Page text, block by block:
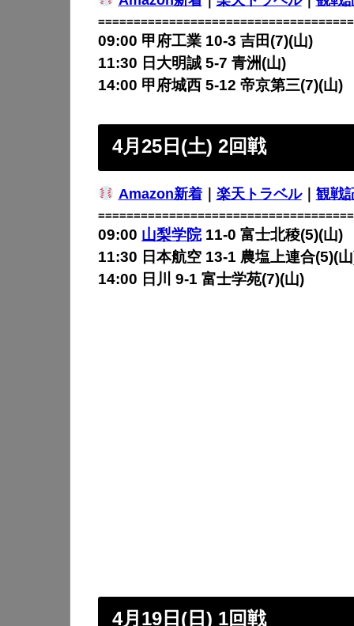
09:00 甲府工業 10-3 吉田(7)(山)
11:30 日大明誠 5-7 青洲(山)
14:00 甲府城西 5-12 帝京第三(7)(山)
4月25日(土) 2回戦
Amazon新着｜ 楽天トラベル｜ 観戦
09:00 山梨学院11-0 富士北稜(5)(山)
11:30 日本航空 13-1 農塩上連合(5)(
14:00 日川 9-1 富士学苑(7)(山)
4月19日(日) 1回戦